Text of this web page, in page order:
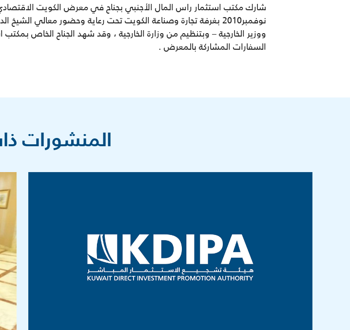
نوفمبر2010 بغرفة تجارة وصناعة الكويت تحت رعاية وحضور معالي
ووزير الخارجية – وبتنظيم من وزارة الخارجية ، وقد شهد الجناح الخاص
السفارات المشاركة بالمعرض .
المنشورات